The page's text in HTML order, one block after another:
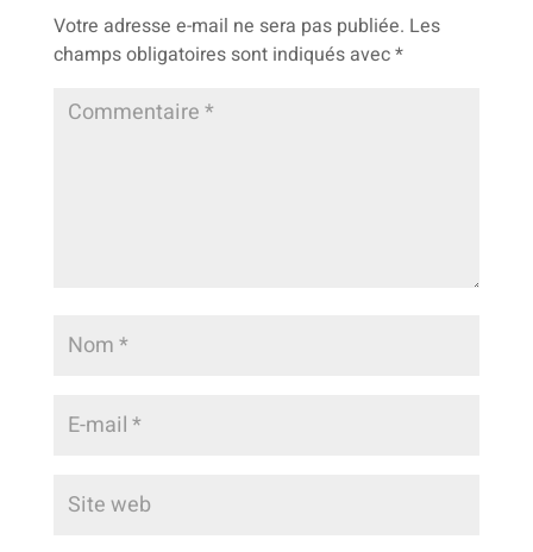
Votre adresse e-mail ne sera pas publiée. Les
champs obligatoires sont indiqués avec*